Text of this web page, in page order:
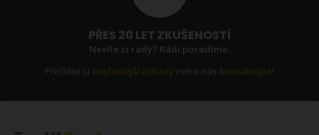
PŘES 20 LET ZKUŠENOSTÍ
Nevíte si rady? Rádi poradíme.
Přečtěte si nejčastější dotazy nebo nás kontaktujte!